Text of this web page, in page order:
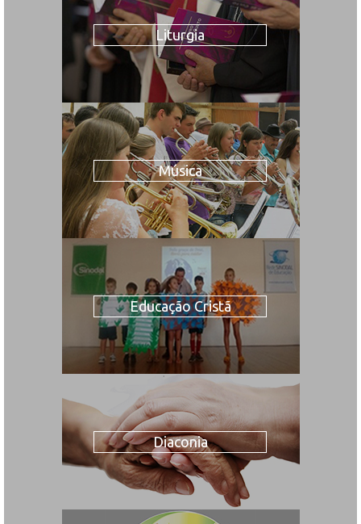
Liturgia
Música
Educação Cristã
Diaconia